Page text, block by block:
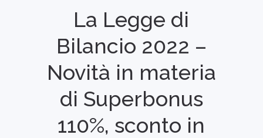
La Legge di
Bilancio 2022 –
Novità in materia
di Superbonus
110%, sconto in